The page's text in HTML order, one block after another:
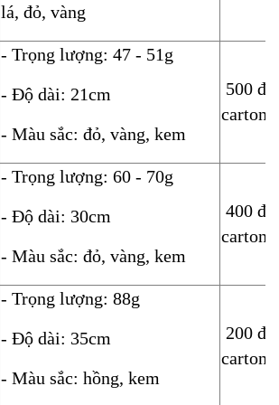
lá, đỏ, vàng
- Trọng lượng: 47 - 51g
- Độ dài: 21cm
- Màu sắc: đỏ, vàng, kem
500
carton
- Trọng lượng: 60 - 70g
- Độ dài: 30cm
- Màu sắc: đỏ, vàng, kem
400
carton
- Trọng lượng: 88g
- Độ dài: 35cm
- Màu sắc: hồng, kem
200
carton